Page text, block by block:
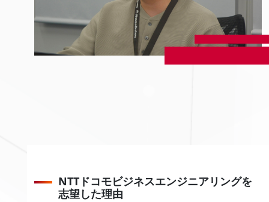
NTTドコモビジネスエンジニアリングを
志望した理由